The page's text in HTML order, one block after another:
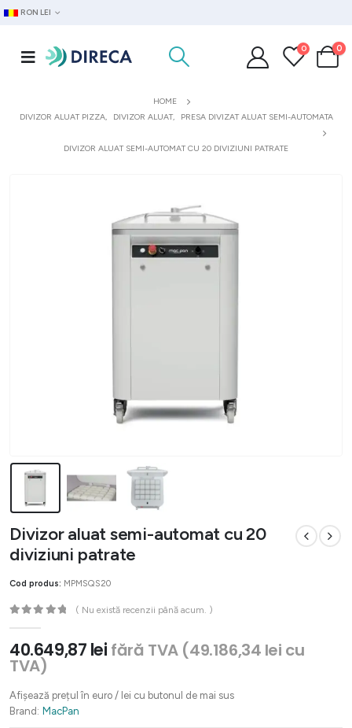
RON LEI
0 0
HOME
DIVIZOR ALUAT PIZZA, DIVIZOR ALUAT, PRESA DIVIZAT ALUAT SEMI-AUTOMATA
DIVIZOR ALUAT SEMI-AUTOMAT CU 20 DIVIZIUNI PATRATE
Divizor aluat semi-automat cu 20
diviziuni patrate
Cod produs: MPMSQS20
( Nu există recenzii până acum. )
40.649,87 lei fără TVA (49.186,34 lei cu
TVA)
Afișează prețul în euro / lei cu butonul de mai sus
Brand: MacPan